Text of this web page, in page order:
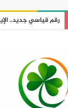
رقم قياسي جديد.. الإيرلنديون اقترضوا